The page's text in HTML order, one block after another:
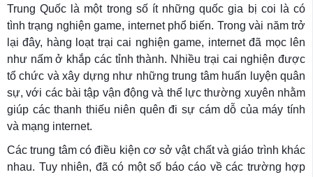
Trung Quốc là một trong số ít những quốc gia bị coi là có
tình trạng nghiện game, internet phổ biến. Trong vài năm trở
lại đây, hàng loạt trại cai nghiện game, internet đã mọc lên
như nấm ở khắp các tỉnh thành. Nhiều trại cai nghiện được
tổ chức và xây dựng như những trung tâm huấn luyện quân
sự, với các bài tập vận động và thể lực thường xuyên nhằm
giúp các thanh thiếu niên quên đi sự cám dỗ của máy tính
và mạng internet.
Các trung tâm có điều kiện cơ sở vật chất và giáo trình khác
nhau. Tuy nhiên, đã có một số báo cáo về các trường hợp